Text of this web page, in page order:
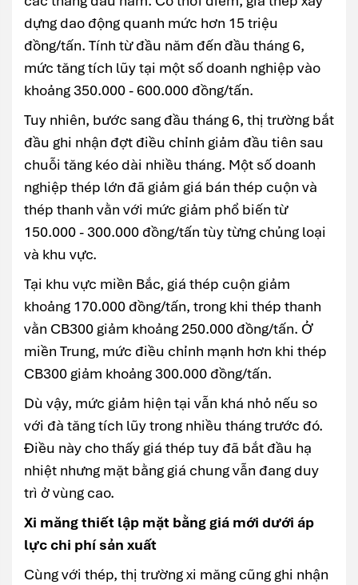
dựng dao động quanh mức hơn 15 triệu
đồng/tấn. Tính từ đầu năm đến đầu tháng 6,
mức tăng tích lũy tại một số doanh nghiệp vào
khoảng 350.000 - 600.000 đồng/tấn.
Tuy nhiên, bước sang đầu tháng 6, thị trường bắt
đầu ghi nhận đợt điều chỉnh giảm đầu tiên sau
chuỗi tăng kéo dài nhiều tháng. Một số doanh
nghiệp thép lớn đã giảm giá bán thép cuộn và
thép thanh vằn với mức giảm phổ biến từ
150.000 - 300.000 đồng/tấn tùy từng chủng loại
và khu vực.
Tại khu vực miền Bắc, giá thép cuộn giảm
khoảng 170.000 đồng/tấn, trong khi thép thanh
vằn CB300 giảm khoảng 250.000 đồng/tấn. Ở
miền Trung, mức điều chỉnh mạnh hơn khi thép
CB300 giảm khoảng 300.000 đồng/tấn.
Dù vậy, mức giảm hiện tại vẫn khá nhỏ nếu so
với đà tăng tích lũy trong nhiều tháng trước đó.
Điều này cho thấy giá thép tuy đã bắt đầu hạ
nhiệt nhưng mặt bằng giá chung vẫn đang duy
trì ở vùng cao.
Xi măng thiết lập mặt bằng giá mới dưới áp
lực chi phí sản xuất
Cùng với thép, thị trường xi măng cũng ghi nhận